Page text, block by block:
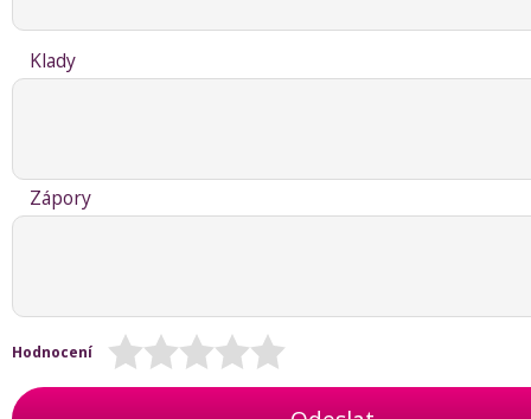
Klady
Zápory
Hodnocení